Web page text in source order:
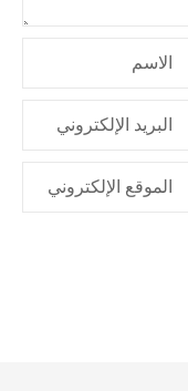
الاسم
البريد الإلكتروني
الموقع الإلكتروني